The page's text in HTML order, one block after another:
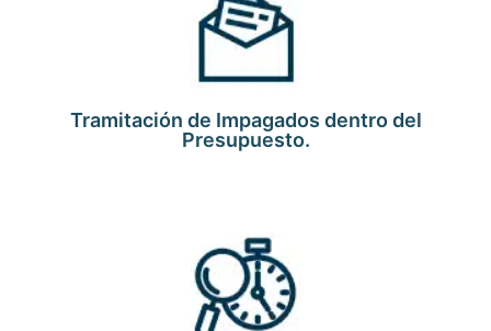
Tramitación de Impagados dentro del
Presupuesto.